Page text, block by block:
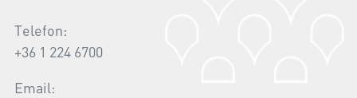
Telefon:
+36 1 224 6700
Email: